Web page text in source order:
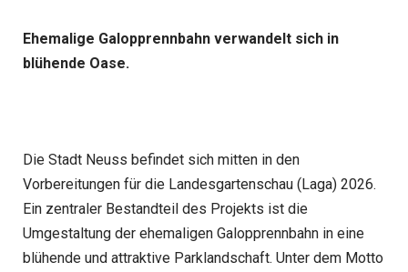
Ehemalige Galopprennbahn verwandelt sich in
blühende Oase.
Die Stadt Neuss befindet sich mitten in den
Vorbereitungen für die Landesgartenschau (Laga) 2026.
Ein zentraler Bestandteil des Projekts ist die
Umgestaltung der ehemaligen Galopprennbahn in eine
blühende und attraktive Parklandschaft. Unter dem Motto